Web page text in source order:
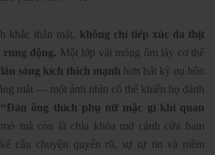
khắc thân mật, không chỉ tiếp xúc da thịt
rung động. Một lớp vải mỏng ôm lấy cơ thể
sóng kích thích mạnh hơn bất kỳ nụ hôn
mắt — một ánh nhìn có thể khiến họ đánh
“Đàn ông thích phụ nữ mặc gì khi quan
mà còn là chìa khóa mở cánh cửa ham
câu chuyện quyến rũ, sự tự tin và niềm